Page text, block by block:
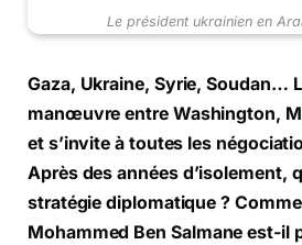
Le président ukrainien en
Gaza, Ukraine, Syrie, Soudan…
manœuvre entre Washington,
et s’invite à toutes les
Après des années d’isolement,
stratégie diplomatique ?
Mohammed Ben Salmane est-il